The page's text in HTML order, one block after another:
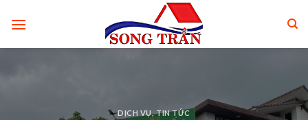
DỊCH VỤ,TIN TỨC